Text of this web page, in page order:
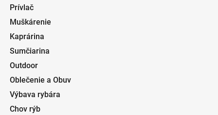
Prívlač
Muškárenie
Kaprárina
Sumčiarina
Outdoor
Oblečenie a Obuv
Výbava rybára
Chov rýb